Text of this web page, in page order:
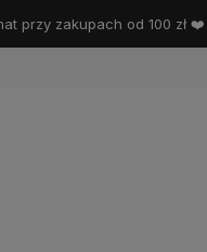
przy zakupach od 100 zł ❤️